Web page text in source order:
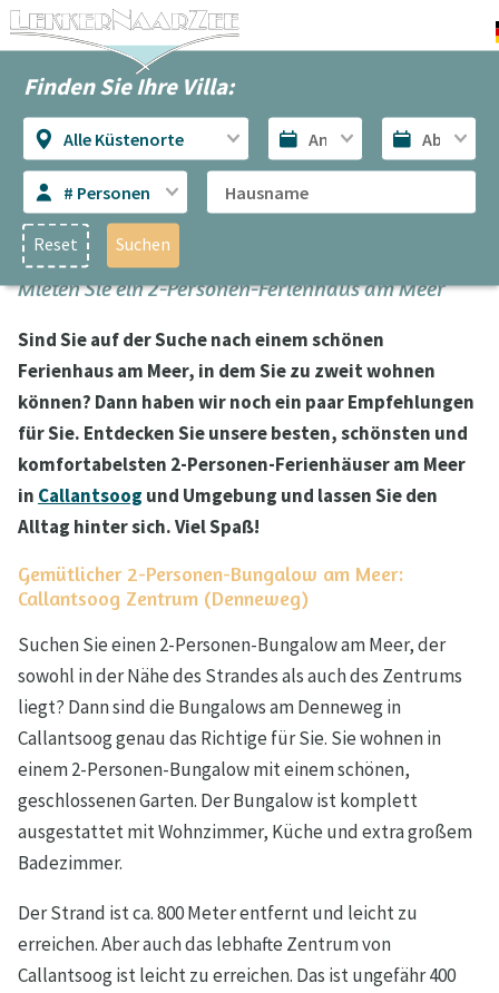
Finden Sie Ihre Villa:
Alle Küstenorte
# Personen
Suchen
Reset
Mieten Sie ein 2-Personen-Ferienhaus am Meer
Sind Sie auf der Suche nach einem schönen
Ferienhaus am Meer, in dem Sie zu zweit wohnen
können? Dann haben wir noch ein paar Empfehlungen
für Sie. Entdecken Sie unsere besten, schönsten und
komfortabelsten 2-Personen-Ferienhäuser am Meer
in Callantsoog und Umgebung und lassen Sie den
Alltag hinter sich. Viel Spaß!
Gemütlicher 2-Personen-Bungalow am Meer:
Callantsoog Zentrum (Denneweg)
Suchen Sie einen 2-Personen-Bungalow am Meer, der
sowohl in der Nähe des Strandes als auch des Zentrums
liegt? Dann sind die Bungalows am Denneweg in
Callantsoog genau das Richtige für Sie. Sie wohnen in
einem 2-Personen-Bungalow mit einem schönen,
geschlossenen Garten. Der Bungalow ist komplett
ausgestattet mit Wohnzimmer, Küche und extra großem
Badezimmer.
Der Strand ist ca. 800 Meter entfernt und leicht zu
erreichen. Aber auch das lebhafte Zentrum von
Callantsoog ist leicht zu erreichen. Das ist ungefähr 400